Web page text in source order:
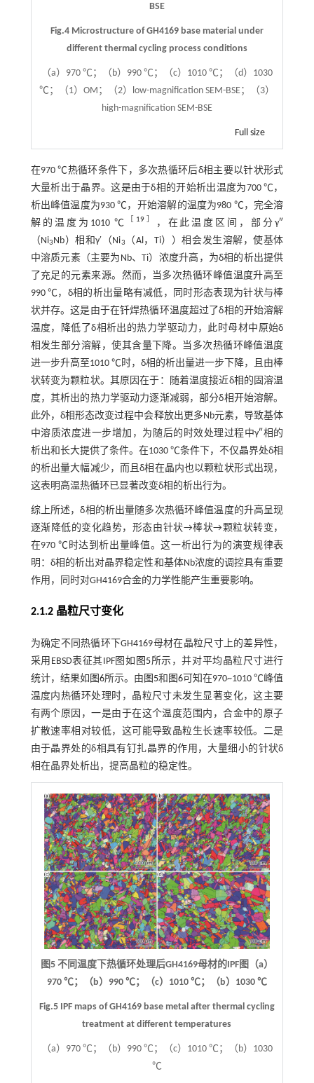
BSE
Fig.4 Microstructure of GH4169 base material under
different thermal cycling process conditions
（a）970 ℃；（b）990 ℃；（c）1010 ℃；（d）1030
℃；（1）OM；（2）low-magnification SEM-BSE；（3）
high-magnification SEM-BSE
Full size
在970 ℃热循环条件下，多次热循环后δ相主要以针状形式
大量析出于晶界。这是由于δ相的开始析出温度为700 ℃，
析出峰值温度为930 ℃，开始溶解的温度为980 ℃，完全溶
解的温度为1010 ℃
［ 19］
，在此温度区间，部分γ″
（Ni3Nb）相和γ′（Ni3
（Al，Ti））相会发生溶解，使基体
中溶质元素（主要为Nb、Ti）浓度升高，为δ相的析出提供
了充足的元素来源。然而，当多次热循环峰值温度升高至
990 ℃，δ相的析出量略有减低，同时形态表现为针状与棒
状并存。这是由于在钎焊热循环温度超过了δ相的开始溶解
温度，降低了δ相析出的热力学驱动力，此时母材中原始δ
相发生部分溶解，使其含量下降。当多次热循环峰值温度
进一步升高至1010 ℃时，δ相的析出量进一步下降，且由棒
状转变为颗粒状。其原因在于：随着温度接近δ相的固溶温
度，其析出的热力学驱动力逐渐减弱，部分δ相开始溶解。
此外，δ相形态改变过程中会释放出更多Nb元素，导致基体
中溶质浓度进一步增加，为随后的时效处理过程中γ″相的
析出和长大提供了条件。在1030 ℃条件下，不仅晶界处δ相
的析出量大幅减少，而且δ相在晶内也以颗粒状形式出现，
这表明高温热循环已显著改变δ相的析出行为。
综上所述，δ相的析出量随多次热循环峰值温度的升高呈现
逐渐降低的变化趋势，形态由针状→棒状→颗粒状转变，
在970 ℃时达到析出量峰值。这一析出行为的演变规律表
明：δ相的析出对晶界稳定性和基体Nb浓度的调控具有重要
作用，同时对GH4169合金的力学性能产生重要影响。
2.1.2 晶粒尺寸变化
为确定不同热循环下GH4169母材在晶粒尺寸上的差异性，
采用EBSD表征其IPF图如 图5所示，并对平均晶粒尺寸进行
统计，结果如 图6所示。由 图5和 图6可知在970~1010 ℃峰值
温度内热循环处理时，晶粒尺寸未发生显著变化，这主要
有两个原因，一是由于在这个温度范围内，合金中的原子
扩散速率相对较低，这可能导致晶粒生长速率较低。二是
由于晶界处的δ相具有钉扎晶界的作用，大量细小的针状δ
相在晶界处析出，提高晶粒的稳定性。
图5 不同温度下热循环处理后GH4169母材的IPF图（a）
970 ℃；（b）990 ℃；（c）1010 ℃；（b）1030 ℃
Fig.5 IPF maps of GH4169 base metal after thermal cycling
treatment at different temperatures
（a）970 ℃；（b）990 ℃；（c）1010 ℃；（b）1030
℃